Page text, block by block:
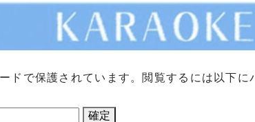
ドで保護されています。閲覧するには以下に